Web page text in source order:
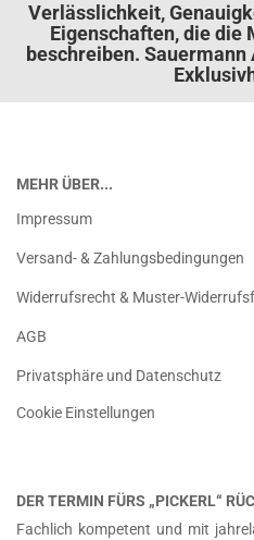
Verlässlichkeit,
Eigenschaften, die die
beschreiben.
MEHR ÜBER...
Impressum
Versand- & Zahlungsbedingungen
Widerrufsrecht & Muster-
AGB
Privatsphäre und Datenschutz
Cookie Einstellungen
DER TERMIN FÜRS „PICKERL“
Fachlich kompetent und mit